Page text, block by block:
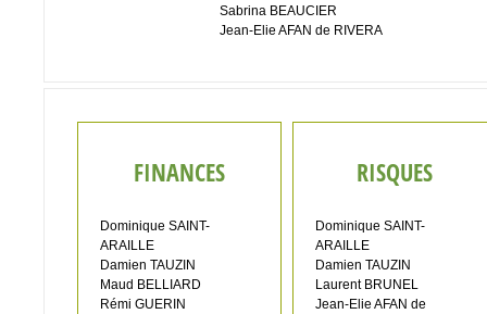
Sabrina BEAUCIER
Jean-Elie AFAN de RIVERA
FINANCES
Dominique SAINT-
ARAILLE
Damien TAUZIN
Maud BELLIARD
Rémi GUERIN
RISQUES
Dominique SAINT-
ARAILLE
Damien TAUZIN
Laurent BRUNEL
Jean-Elie AFAN de